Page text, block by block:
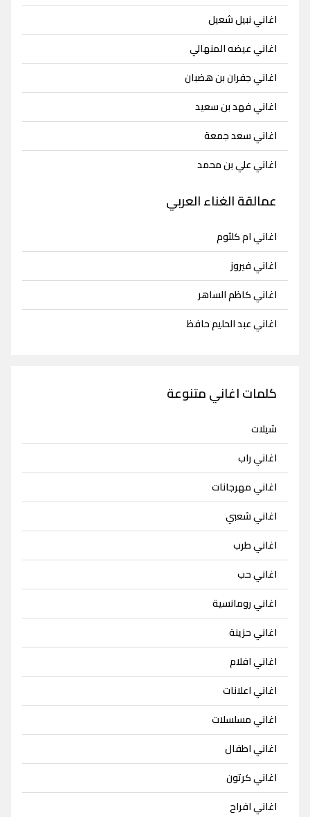
اغاني نبيل شعيل
اغاني عيضه المنهالي
اغاني جفران بن هضبان
اغاني فهد بن سعيد
اغاني سعد جمعة
اغاني علي بن محمد
عمالقة الغناء العربي
اغاني ام كلثوم
اغاني فيروز
اغاني كاظم الساهر
اغاني عبد الحليم حافظ
كلمات اغاني متنوعة
شيلات
اغاني راب
اغاني مهرجانات
اغاني شعبي
اغاني طرب
اغاني حب
اغاني رومانسية
اغاني حزينة
اغاني افلام
اغاني اعلانات
اغاني مسلسلات
اغاني اطفال
اغاني كرتون
اغاني افراح